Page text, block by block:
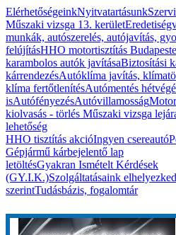
ElérhetőségeinkNyitvatartásunk
Műszaki vizsga 13. kerület
munkák, autószerelés, autójavítás,
felújításHHO motortisztítás
karambolos autók javításaBiztosítási
kárrendezésAutóklíma javítás,
klíma fertőtlenítésAutómentés
isAutófényezésAutóvillamosság
kiolvasás - törlés Műszaki vizsga
lehetőség
HHO tisztítás akcióIngyen csereautó
Gépjármű kárbejelentő lap
letöltésGyakran Ismételt Kérdések
(GY.I.K.)Szolgáltatásaink
szerintTudásbázis, fogalomtár